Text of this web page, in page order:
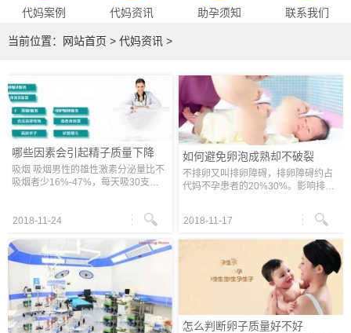
代妈案例 代妈资讯 助孕须知 联系我们
当前位置： 网站首页 > 代妈资讯 >
哪些因素会引起精子质量下降
吸烟 吸烟男性的雄性激素分泌量比不
吸烟者少16%-47%，每天吸30支烟
子密度、活力、存活率及受精能力。
2018-11-24
如何避免卵泡成熟却不破裂
不排卵又叫排卵障碍，排卵障碍约占
代妈不孕患者的20%30%。影响排卵
卵的疾病医学上称之为：未破裂卵泡
黄素化综合征(英文简称是LUFS)其最
2018-11-17
怎么判断卵子质量好不好